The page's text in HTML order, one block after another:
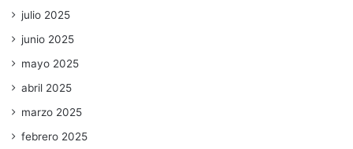
julio 2025
junio 2025
mayo 2025
abril 2025
marzo 2025
febrero 2025